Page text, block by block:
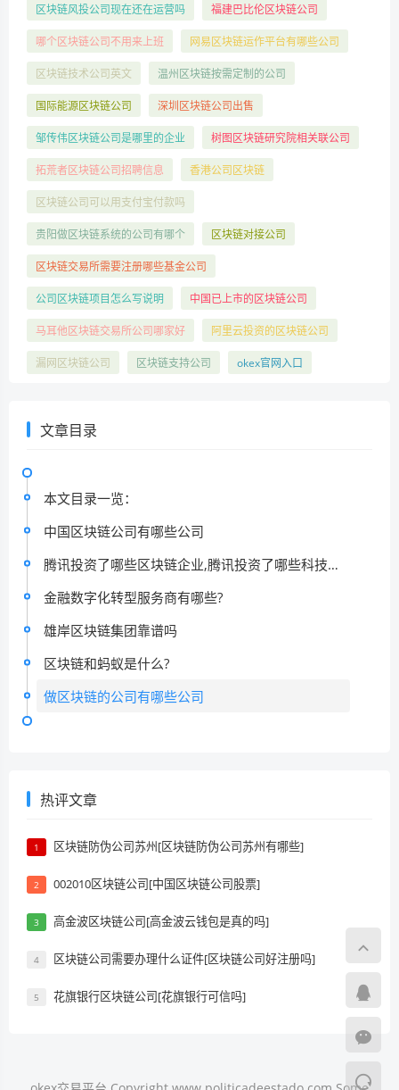
区块链风投公司现在还在运营吗 福建巴比伦区块链公司
哪个区块链公司不用来上班 网易区块链运作平台有哪些公司
区块链技术公司英文 温州区块链按需定制的公司
国际能源区块链公司 深圳区块链公司出售
邹传伟区块链公司是哪里的企业 树图区块链研究院相关联公司
拓荒者区块链公司招聘信息 香港公司区块链
区块链公司可以用支付宝付款吗
贵阳做区块链系统的公司有哪个 区块链对接公司
区块链交易所需要注册哪些基金公司
公司区块链项目怎么写说明 中国已上市的区块链公司
马耳他区块链交易所公司哪家好 阿里云投资的区块链公司
漏网区块链公司 区块链支持公司 okex官网入口
文章目录
本文目录一览：
中国区块链公司有哪些公司
腾讯投资了哪些区块链企业,腾讯投资了哪些科技公司
金融数字化转型服务商有哪些?
雄岸区块链集团靠谱吗
区块链和蚂蚁是什么?
做区块链的公司有哪些公司
热评文章
1 区块链防伪公司苏州[区块链防伪公司苏州有哪些]
2 002010区块链公司[中国区块链公司股票]
3 高金波区块链公司[高金波云钱包是真的吗]
4 区块链公司需要办理什么证件[区块链公司好注册吗]
5 花旗银行区块链公司[花旗银行可信吗]